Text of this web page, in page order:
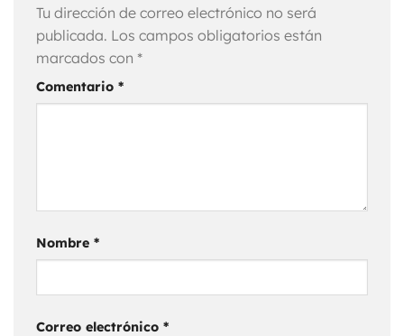
Tu dirección de correo electrónico no será
publicada. Los campos obligatorios están
marcados con *
Comentario *
Nombre *
Correo electrónico *